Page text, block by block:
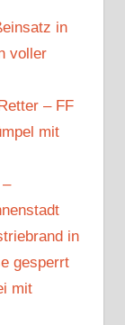
in
voller
– FF
mit
in
gesperrt
mit